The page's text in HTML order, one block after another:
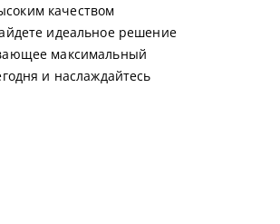
качеством
идеальное решение
максимальный
и наслаждайтесь